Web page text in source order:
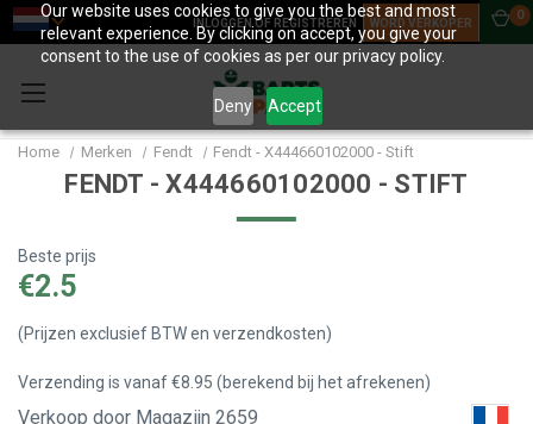
Our website uses cookies to give you the best and most
relevant experience. By clicking on accept, you give your
consent to the use of cookies as per our privacy policy.
Deny Accept
INLOGGEN OF REGISTREREN WORD VERKOPER
0
Home Merken Fendt Fendt - X444660102000 - Stift
FENDT - X444660102000 - STIFT
Beste prijs
€2.5
(Prijzen exclusief BTW en verzendkosten)
Verzending is vanaf €8.95 (berekend bij het afrekenen)
Verkoop door Magazijn 2659